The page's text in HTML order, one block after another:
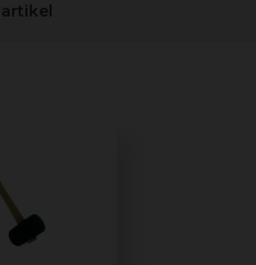
artikel